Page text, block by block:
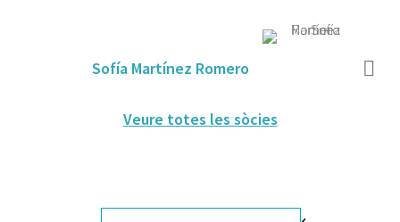
Sofía Martínez Romero
Veure totes les sòcies